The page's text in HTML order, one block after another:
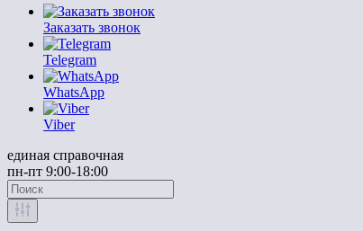
Заказать звонок
Telegram
WhatsApp
Viber
единая справочная
пн-пт 9:00-18:00